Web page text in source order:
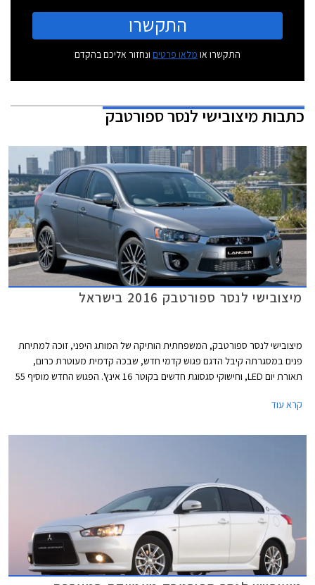
התקשרו
התקשרו או מלאו פרטים ונחזור אליכם בהקדם
כתבותמיצובישי לנסר ספורטבק
מיצובישי לנסר ספורטבק 2016 בישראל
מיצובישי לנסר ספורטבק, המשפחתית הותיקה של המותג היפני, זוכה למתיחת
פנים במסגרתה קיבל הדגם פגוש קדמי חדש, שבכה קדמית מעוטרת כרום,
תאורת יום LED, וחישוקי סגסוגת חדשים בקוטר 16 אינץ'. הפגוש החדש מוסיף 55
תא הנוסעים לוטש וזכה לתא אחסון חדש בדשבורד וריפודי בד חדשים. יחידת
המשודך לתיבת הילוכים רציפה בעלת שליטה ידנית מגלגל ההגה.
קרא עוד